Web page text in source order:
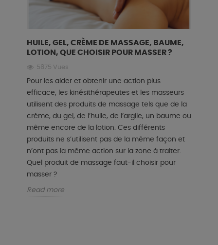
HUILE, GEL, CRÈME DE MASSAGE, BAUME,
LOTION, QUE CHOISIR POUR MASSER ?
5675 Vues
Pour les aider et obtenir une action plus
efficace, les kinésithérapeutes et les masseurs
utilisent des produits de massage tels que de la
crème, du gel, de l’huile, de l’argile, un baume ou
même encore de la lotion. Ces différents
produits ne s’utilisent pas de la même façon et
n’ont pas la même action sur la zone à traiter.
Quel produit de massage faut-il choisir pour
masser ?
Read more